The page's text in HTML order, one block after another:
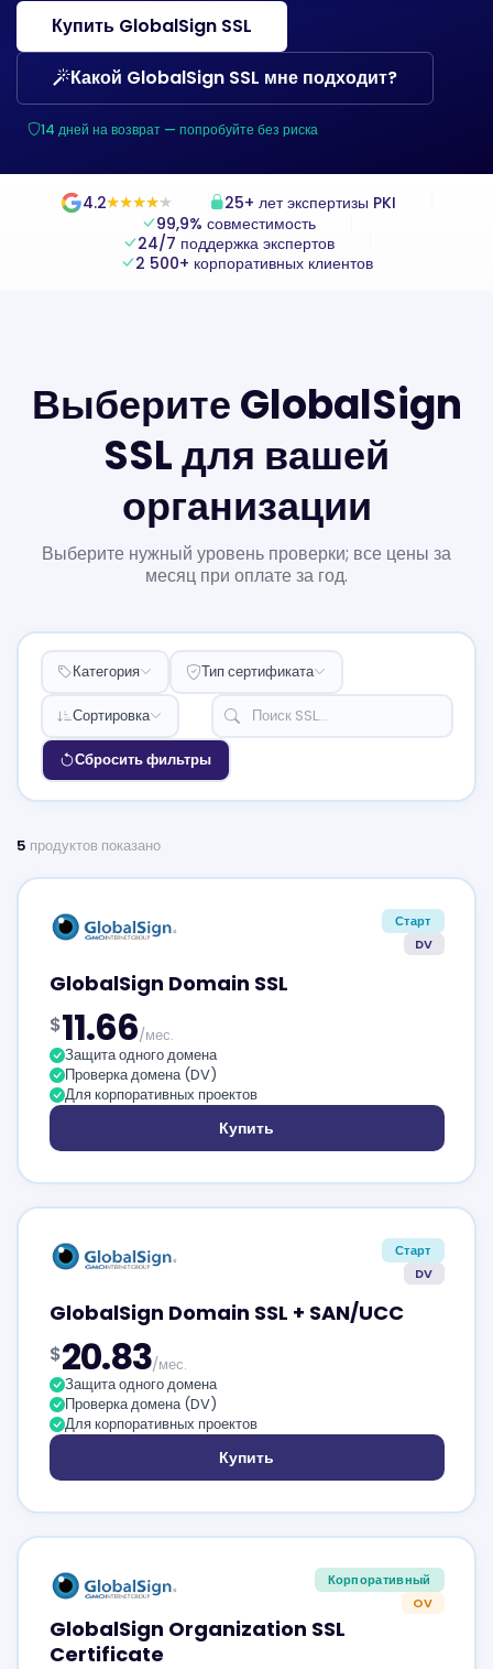
Купить GlobalSign SSL
Какой GlobalSign SSL мне подходит?
14 дней на возврат — попробуйте без риска
4.2★
★★
★★
★★
★★
★
25+ лет экспертизы PKI
99,9% совместимость
24/7 поддержка экспертов
2 500+ корпоративных клиентов
Выберите GlobalSign
SSL для вашей
организации
Выберите нужный уровень проверки; все цены за
месяц при оплате за год.
Категория Тип сертификата
Сортировка
Сбросить фильтры
5 продуктов показано
Старт
DV
GlobalSign Domain SSL
$11.66/мес.
Защита одного домена
Проверка домена (DV)
Для корпоративных проектов
Купить
Старт
DV
GlobalSign Domain SSL + SAN/UCC
$20.83/мес.
Защита одного домена
Проверка домена (DV)
Для корпоративных проектов
Купить
Корпоративный
OV
GlobalSign Organization SSL
Certificate